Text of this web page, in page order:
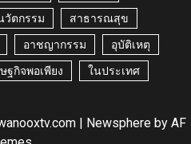
วัตกรรม สาธารณสุข
อาชญากรรม อุบัติเหตุ
ฐกิจพอเพียง ในประเทศ
| Newsphereby AF